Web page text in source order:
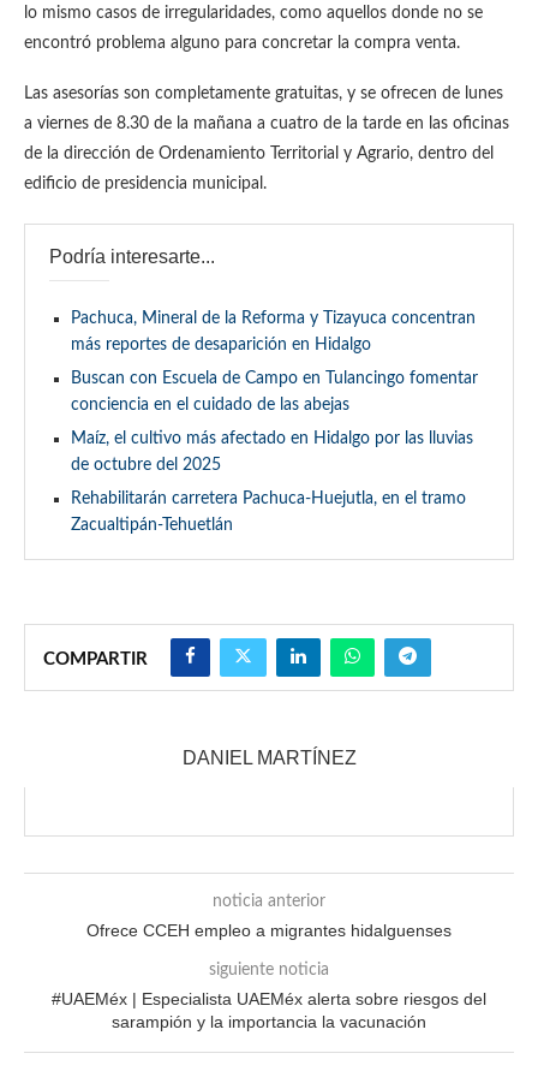
lo mismo casos de irregularidades, como aquellos donde no se
encontró problema alguno para concretar la compra venta.
Las asesorías son completamente gratuitas, y se ofrecen de lunes
a viernes de 8.30 de la mañana a cuatro de la tarde en las oficinas
de la dirección de Ordenamiento Territorial y Agrario, dentro del
edificio de presidencia municipal.
Podría interesarte...
Pachuca, Mineral de la Reforma y Tizayuca concentran
más reportes de desaparición en Hidalgo
Buscan con Escuela de Campo en Tulancingo fomentar
conciencia en el cuidado de las abejas
Maíz, el cultivo más afectado en Hidalgo por las lluvias
de octubre del 2025
Rehabilitarán carretera Pachuca-Huejutla, en el tramo
Zacualtipán-Tehuetlán
COMPARTIR
DANIEL MARTÍNEZ
noticia anterior
Ofrece CCEH empleo a migrantes hidalguenses
siguiente noticia
#UAEMéx | Especialista UAEMéx alerta sobre riesgos del
sarampión y la importancia la vacunación